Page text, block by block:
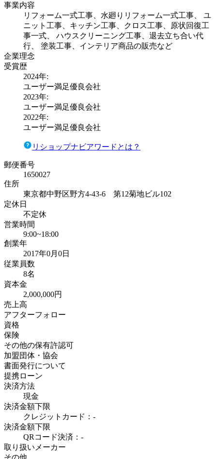
事業内容
リフォーム一式工事、水廻りリフォーム一式工事、 ユ
ニット工事、キッチン工事、クロス工事、原状回復工
事一式、 ハウスクリーニング工事、退去立ち合い代
行、 塗装工事、インテリア商品の販売など
企業理念
受賞歴
2024年:
ユーザー満足優良会社
2023年:
ユーザー満足優良会社
2022年:
ユーザー満足優良会社
リショップナビアワードとは？
郵便番号
1650027
住所
東京都中野区野方4-43-6 第12菊地ビル102
定休日
不定休
営業時間
9:00~18:00
創業年
2017年0月0日
従業員数
8名
資本金
2,000,000円
売上高
アフターフォロー
資格
保険
その他の保有許認可
加盟団体・協会
書面発行について
提携ローン
決済方法
現金
決済金額下限
クレジットカード：-
決済金額下限
QRコード決済：-
取り扱いメーカー